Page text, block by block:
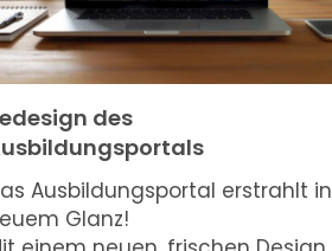
des
Ausbildungsportal erstrahlt in
Glanz!